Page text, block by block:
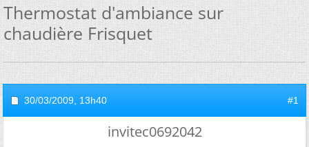
Thermostat d'ambiance sur
chaudière Frisquet
30/03/2009, 13h40 #1
invitec0692042